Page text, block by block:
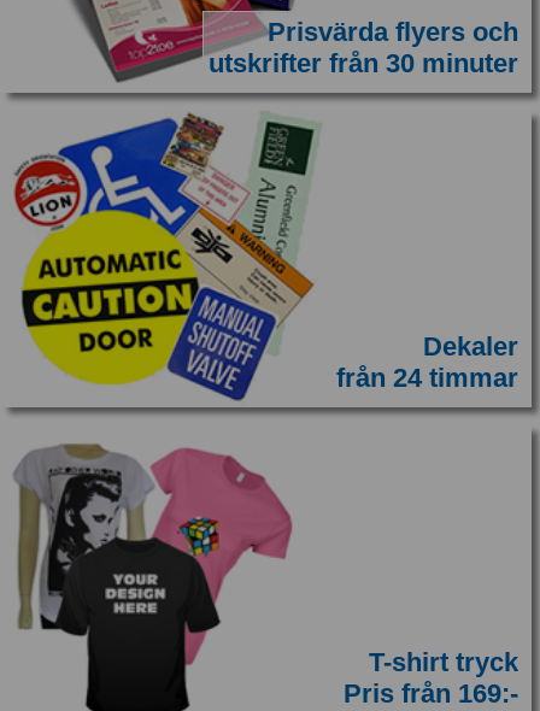
Prisvärda flyers och
utskrifter från 30 minuter
Dekaler
från 24 timmar
T-shirt tryck
Pris från 169:-